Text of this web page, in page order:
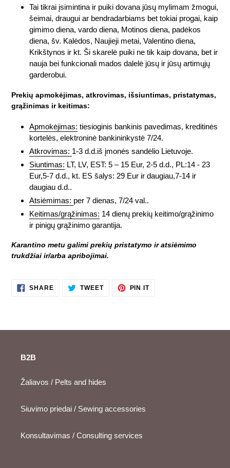
Tai tikrai įsimintina ir puiki dovana jūsų mylimam žmogui,
šeimai, draugui ar bendradarbiams bet tokiai progai, kaip
gimimo diena, vardo diena, Motinos diena, padėkos
diena, šv. Kalėdos, Naujieji metai, Valentino diena,
Krikštynos ir kt. Ši skarelė puiki ne tik kaip dovana, bet ir
nauja bei funkcionali mados dalelė jūsų ir jūsų artimųjų
garderobui.
Prekių apmokėjimas, atkrovimas, išsiuntimas, pristatymas,
grąžinimas ir keitimas:
Apmokėjimas: tiesioginis bankinis pavedimas, kreditinės
kortelės, elektroninė bankininkystė 7/24.
Atkrovimas: 1-3 d.d.iš įmonės sandėlio Lietuvoje.
Siuntimas: LT, LV, EST: 5 – 15 Eur, 2-5 d.d., PL:14 - 23
Eur,5-7 d.d., kt. ES šalys: 29 Eur ir daugiau,7-14 ir
daugiau d.d..
Atsiėmimas: per 7 dienas, 7/24 val..
Keitimas/grąžinimas: 14 dienų prekių keitimo/grąžinimo
ir pinigų grąžinimo garantija.
Karantino metu galimi prekių pristatymo ir atsiėmimo
trukdžiai ir/arba apribojimai.
SHARESHARE TWEETTWEET
PIN ITPIN
B2B
Žaliavos / Pelts and hides
Siuvimo priedai / Sewing accessories
Konsultavimas / Consulting services